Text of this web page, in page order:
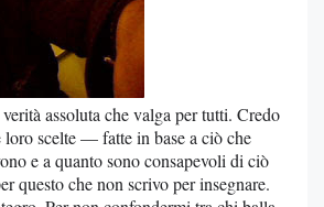
assoluta che valga per tutti. Credo
loro scelte — fatte in base a ciò che
e a quanto sono consapevoli di ciò
questo che non scrivo per insegnare.